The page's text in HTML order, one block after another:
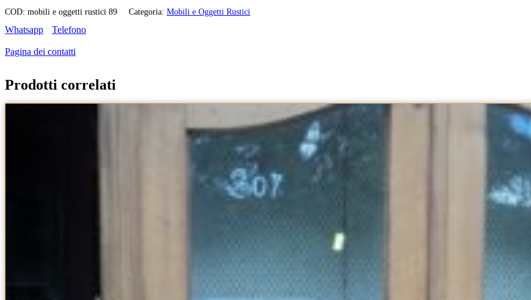
macchina
pulitura
quantità
COD: mobili e oggetti rustici 89 Categoria: Mobili e Oggetti Rustici
Whatsapp Telefono
Pagina dei contatti
Prodotti correlati